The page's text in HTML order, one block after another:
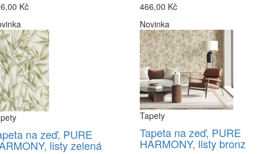
Kč
466,00 Kč
na zeď, PURE
listy zelená
Novinka
Tapety
Tapeta na zeď, PURE
HARMONY, listy bronz